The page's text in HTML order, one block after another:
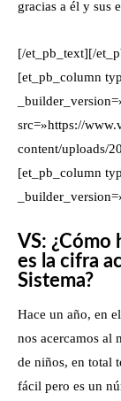
gracias a él y sus
[/et_pb_text][/
[et_pb_column
src=»https://
content/uploads/
[et_pb_column
VS: ¿Cómo
es la cifra
Sistema?
Hace un año, en
nos acercamos al
de niños, en total
fácil pero es un